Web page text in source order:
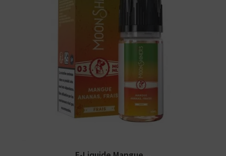
Arômes : mangue, ananas, fraise,
fraicheur. E-liquide Moonshiners....